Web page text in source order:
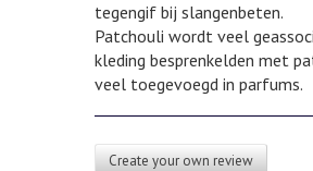
tegengif bij slangenbeten.
Patchouli wordt veel
kleding besprenkelden met
veel toegevoegd in parfums.
Create your own review